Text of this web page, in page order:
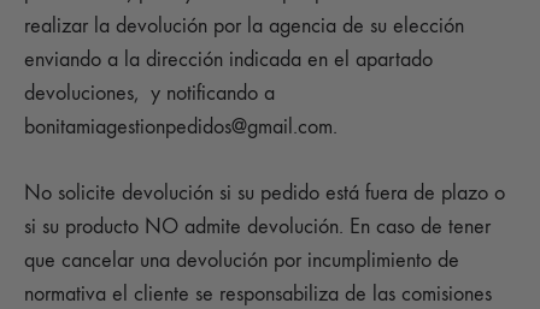
realizar la devolución por la agencia de su elección
enviando a la dirección indicada en el apartado
devoluciones, y notificando a
bonitamiagestionpedidos@gmail.com.
No solicite devolución si su pedido está fuera de plazo o
si su producto NO admite devolución. En caso de tener
que cancelar una devolución por incumplimiento de
normativa el cliente se responsabiliza de las comisiones